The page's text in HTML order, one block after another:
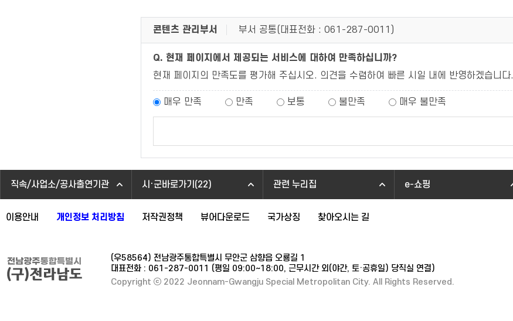
콘텐츠 관리부서 부서 공통( 대표전화 : 061-287-0011 )
Q. 현재 페이지에서 제공되는 서비스에 대하여 만족하십니까?
현재 페이지의 만족도를 평가해 주십시오. 의견을 수렴하여 빠른 시일 내에 반영하겠습니다.
매우 만족 만족 보통 불만족 매우 불만족
직속/사업소/공사출연기관 시·군바로가기(22) 관련 누리집 e-쇼핑
이용안내 개인정보 처리방침 저작권정책 뷰어다운로드 국가상징 찾아오시는 길
(우58564) 전남광주통합특별시 무안군 삼향읍 오룡길 1
대표전화 : 061-287-0011 (평일 09:00~18:00, 근무시간 외(야간, 토·공휴일) 당직실 연결)
Copyright ⓒ 2022 Jeonnam-Gwangju Special Metropolitan City. All Rights Reserved.